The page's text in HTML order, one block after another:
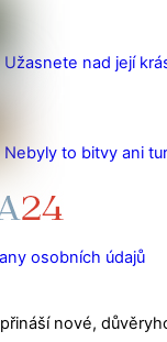
Užasnete nad její
Nebyly to bitvy ani
osobních údajů
nové,